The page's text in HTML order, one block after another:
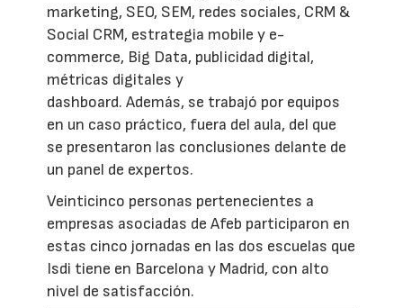
marketing, SEO, SEM, redes sociales, CRM &
Social CRM, estrategia mobile y e-
commerce, Big Data, publicidad digital,
métricas digitales y
dashboard. Además, se trabajó por equipos
en un caso práctico, fuera del aula, del que
se presentaron las conclusiones delante de
un panel de expertos.
Veinticinco personas pertenecientes a
empresas asociadas de Afeb participaron en
estas cinco jornadas en las dos escuelas que
Isdi tiene en Barcelona y Madrid, con alto
nivel de satisfacción.